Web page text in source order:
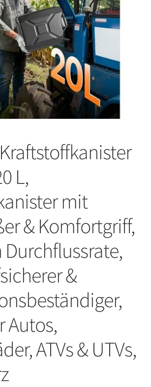
L,
mit
& Komfortgriff,
&
Autos,
ATVs & UTVs,